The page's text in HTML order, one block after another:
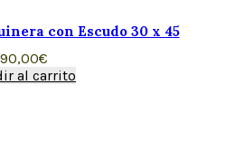
con Escudo 30 x 45
90,00€
al carrito